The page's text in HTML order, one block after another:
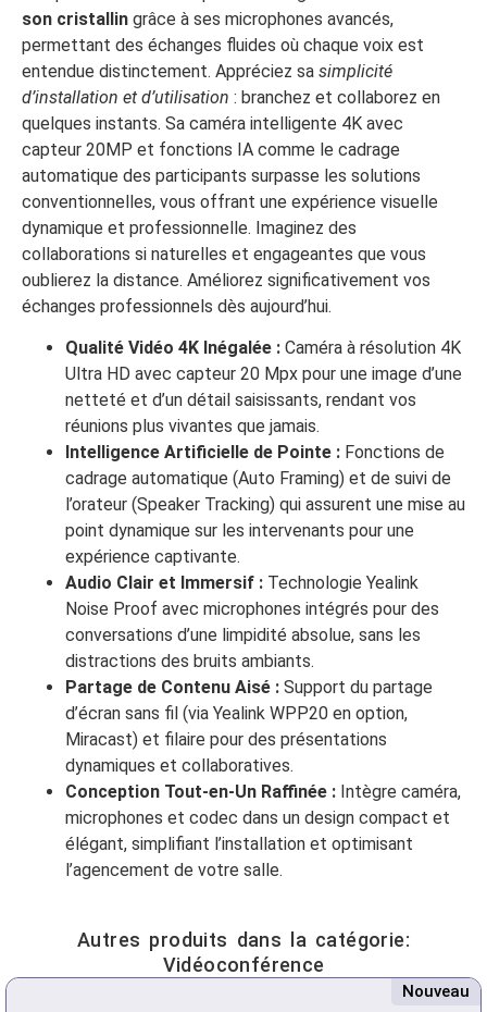
son cristallin grâce à ses microphones avancés,
permettant des échanges fluides où chaque voix est
entendue distinctement. Appréciez sa simplicité
d’installation et d’utilisation : branchez et collaborez en
quelques instants. Sa caméra intelligente 4K avec
capteur 20MP et fonctions IA comme le cadrage
automatique des participants surpasse les solutions
conventionnelles, vous offrant une expérience visuelle
dynamique et professionnelle. Imaginez des
collaborations si naturelles et engageantes que vous
oublierez la distance. Améliorez significativement vos
échanges professionnels dès aujourd’hui.
Qualité Vidéo 4K Inégalée : Caméra à résolution 4K
Ultra HD avec capteur 20 Mpx pour une image d’une
netteté et d’un détail saisissants, rendant vos
réunions plus vivantes que jamais.
Intelligence Artificielle de Pointe : Fonctions de
cadrage automatique (Auto Framing) et de suivi de
l’orateur (Speaker Tracking) qui assurent une mise au
point dynamique sur les intervenants pour une
expérience captivante.
Audio Clair et Immersif : Technologie Yealink
Noise Proof avec microphones intégrés pour des
conversations d’une limpidité absolue, sans les
distractions des bruits ambiants.
Partage de Contenu Aisé : Support du partage
d’écran sans fil (via Yealink WPP20 en option,
Miracast) et filaire pour des présentations
dynamiques et collaboratives.
Conception Tout-en-Un Raffinée : Intègre caméra,
microphones et codec dans un design compact et
élégant, simplifiant l’installation et optimisant
l’agencement de votre salle.
Autres produits dans la catégorie:
Vidéoconférence
Nouveau